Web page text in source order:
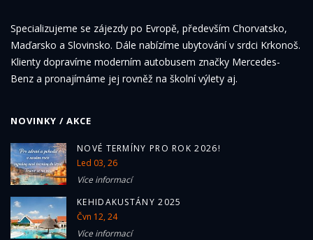
Specializujeme se zájezdy po Evropě, především Chorvatsko,
Maďarsko a Slovinsko. Dále nabízíme ubytování v srdci Krkonoš.
Klienty dopravíme moderním autobusem značky Mercedes-
Benz a pronajímáme jej rovněž na školní výlety aj.
NOVINKY / AKCE
NOVÉ TERMÍNY PRO ROK 2026!
Led 03, 26
Více informací
KEHIDAKUSTÁNY 2025
Čvn 12, 24
Více informací